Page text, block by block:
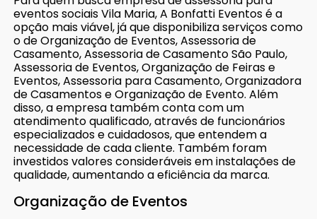
eventos sociais Vila Maria, A Bonfatti Eventos é a
opção mais viável, já que disponibiliza serviços como
o de Organização de Eventos, Assessoria de
Casamento, Assessoria de Casamento São Paulo,
Assessoria de Eventos, Organização de Feiras e
Eventos, Assessoria para Casamento, Organizadora
de Casamentos e Organização de Evento. Além
disso, a empresa também conta com um
atendimento qualificado, através de funcionários
especializados e cuidadosos, que entendem a
necessidade de cada cliente. Também foram
investidos valores consideráveis em instalações de
qualidade, aumentando a eficiência da marca.
Organização de Eventos